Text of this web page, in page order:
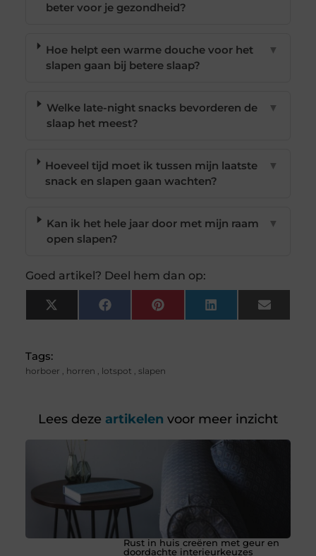
beter voor je gezondheid?
Hoe helpt een warme douche voor het
slapen gaan bij betere slaap?
▼
Welke late-night snacks bevorderen de
slaap het meest?
▼
Hoeveel tijd moet ik tussen mijn laatste
snack en slapen gaan wachten?
▼
Kan ik het hele jaar door met mijn raam
open slapen?
▼
Goed artikel? Deel hem dan op:
X
(Twitter)
FacebookPinterest LinkedIn Email
Tags:
horboer , horren , lotspot , slapen
Lees deze artikelen voor meer inzicht
Rust in huis creëren met geur en
doordachte interieurkeuzes